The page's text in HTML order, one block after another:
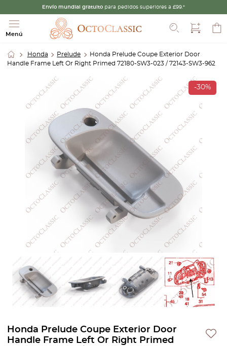
Envío mundial gratuito para pedidos superiores a £99.*
Menú
Honda Prelude
Honda Prelude Coupe Exterior Door
Handle Frame Left Or Right Primed 72180-SW3-023 / 72143-SW3-962
-30%
Honda Prelude Coupe Exterior Door
Handle Frame Left Or Right Primed